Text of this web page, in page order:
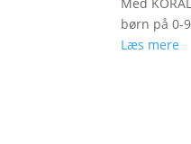
Med
børn på 0-
Læs mere